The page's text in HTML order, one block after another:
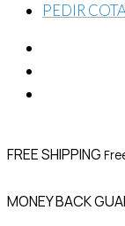
PEDIR
FREE SHIPPING
MONEY BACK